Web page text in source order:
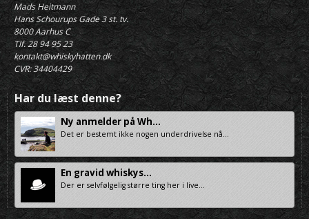
Mads Heitmann
Hans Schourups Gade 3 st. tv.
8000 Aarhus C
Tlf. 28 94 95 23
kontakt@whiskyhatten.dk
CVR: 34404429
Har du læst denne?
Ny anmelder på Wh...
Det er bestemt ikke nogen underdrivelse nå...
En gravid whiskys...
Der er selvfølgelig større ting her i live...